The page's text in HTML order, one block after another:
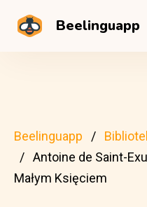
Beelinguapp
Beelinguapp
Antoine de Saint-
Małym Księciem